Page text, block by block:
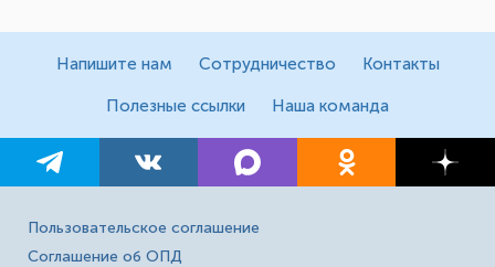
Напишите нам Сотрудничество Контакты
Полезные ссылки Наша команда
Пользовательское соглашение
Соглашение об ОПД